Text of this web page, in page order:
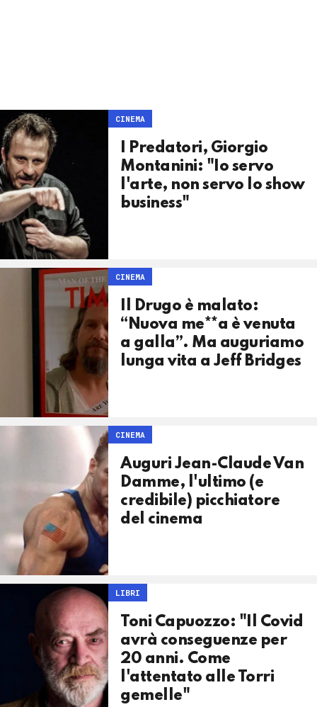
CINEMA
I Predatori, Giorgio
Montanini: "Io servo
l'arte, non servo lo show
business"
CINEMA
Il Drugo è malato:
“Nuova me**a è venuta
a galla”. Ma auguriamo
lunga vita a Jeff Bridges
CINEMA
Auguri Jean-Claude Van
Damme, l'ultimo (e
credibile) picchiatore
del cinema
LIBRI
Toni Capuozzo: "Il Covid
avrà conseguenze per
20 anni. Come
l'attentato alle Torri
gemelle"